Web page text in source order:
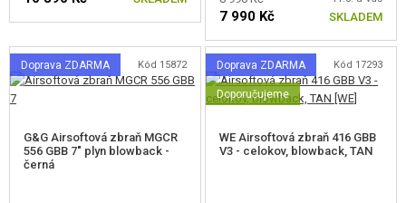
BRÝLE, MASKY
VÝSTROJ, UNIFORMY, POUZDRA
MASKOVÁNÍ, BARVY, PÁSKY
7 990 Kč SKLADEM
Doprava ZDARMA Kód 15872
G&G Airsoftová zbraň MGCR
556 GBB 7" plyn blowback -
černá
Doprava ZDARMA
Doporučujeme
Kód 17293
WE Airsoftová zbraň 416 GBB
V3 - celokov, blowback, TAN